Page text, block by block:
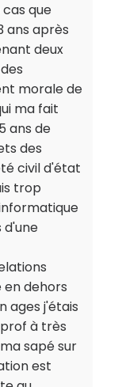
cas que
ans après
deux
morale de
ma fait
ans de
des
civil d'état
trop
d'une
dehors
ages j'étais
à très
sapé sur
est